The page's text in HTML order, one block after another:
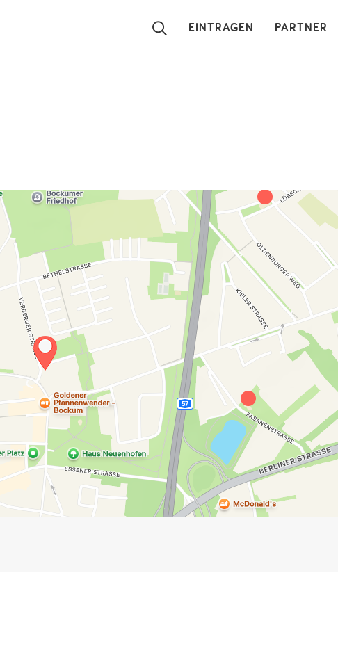
PARTNER
EINTRAGEN
Blog
Partner
Kontakt
Impressum
Anmelden